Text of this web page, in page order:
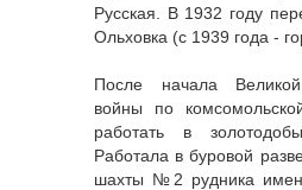
Русская. В 1932 году
Ольховка (с 1939 года -
После начала Великой
войны по
работать в
Работала в буровой
шахты №2 рудника